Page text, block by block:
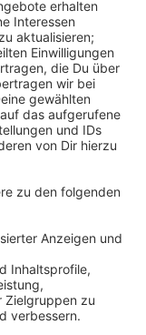
raus. Dafür hat
ins Boot
Ryan
auf Hit.
eines
kann